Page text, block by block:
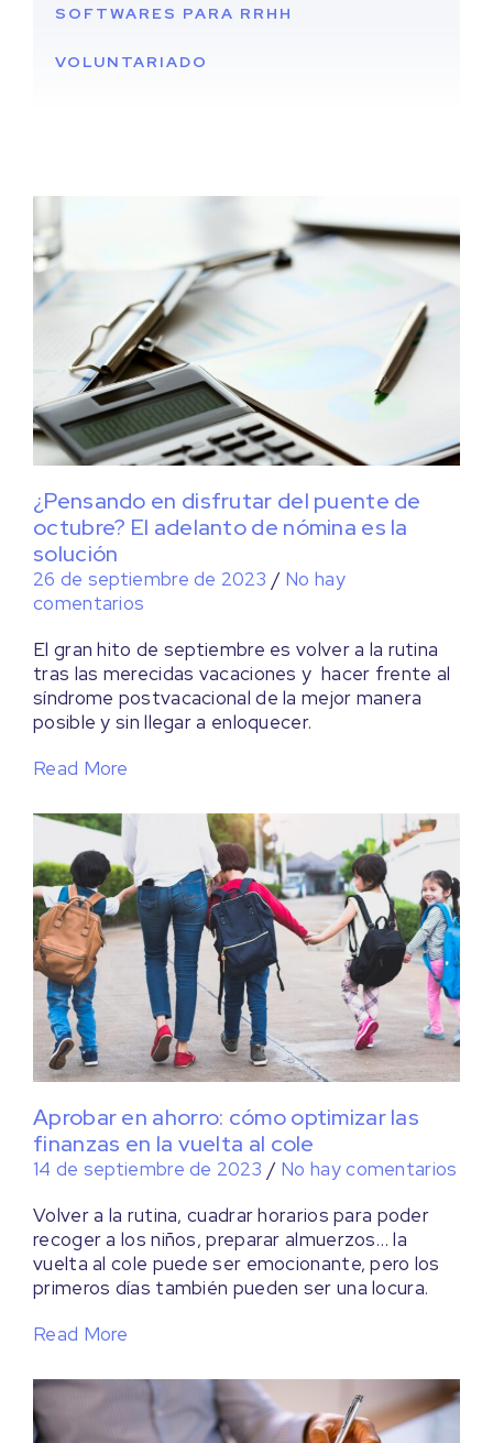
SOFTWARES PARA RRHH
VOLUNTARIADO
¿Pensando en disfrutar del puente de
octubre? El adelanto de nómina es la
solución
26 de septiembre de 2023 / No hay
comentarios
El gran hito de septiembre es volver a la rutina
tras las merecidas vacaciones y hacer frente al
síndrome postvacacional de la mejor manera
posible y sin llegar a enloquecer.
Read More
Aprobar en ahorro: cómo optimizar las
finanzas en la vuelta al cole
14 de septiembre de 2023 / No hay comentarios
Volver a la rutina, cuadrar horarios para poder
recoger a los niños, preparar almuerzos… la
vuelta al cole puede ser emocionante, pero los
primeros días también pueden ser una locura.
Read More